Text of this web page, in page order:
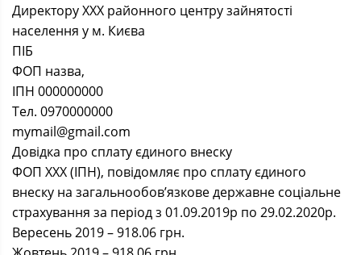
Директору ХХХ районного центру зайнятості
населення у м. Києва
ПІБ
ФОП назва,
ІПН 000000000
Тел. 0970000000
mymail@gmail.com
Довідка про сплату єдиного внеску
ФОП XXX (ІПН), повідомляє про сплату єдиного
внеску на загальнообов’язкове державне соціальне
страхування за період з 01.09.2019р по 29.02.2020р.
Вересень 2019 – 918.06 грн.